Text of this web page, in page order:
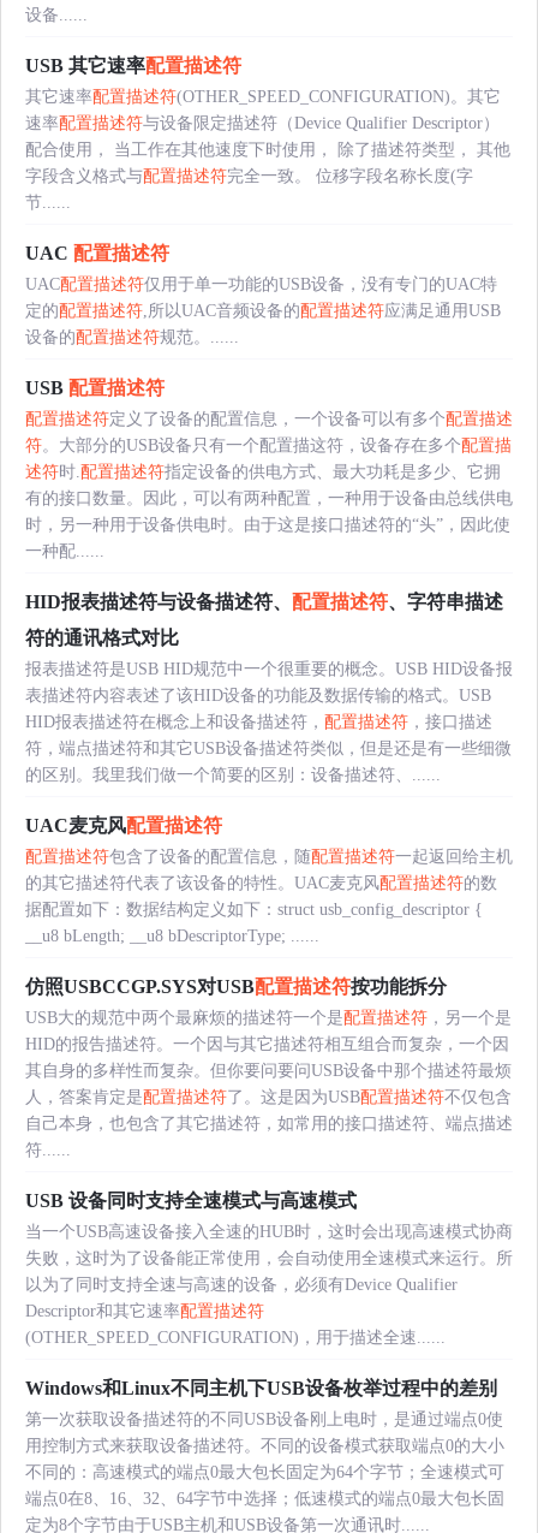
设备......
USB 其它速率配置描述符
其它速率配置描述符(OTHER_SPEED_CONFIGURATION)。其它
速率配置描述符与设备限定描述符（Device Qualifier Descriptor）
配合使用， 当工作在其他速度下时使用， 除了描述符类型， 其他
字段含义格式与配置描述符完全一致。 位移字段名称长度(字
节......
UAC 配置描述符
UAC配置描述符仅用于单一功能的USB设备，没有专门的UAC特
定的配置描述符,所以UAC音频设备的配置描述符应满足通用USB
设备的配置描述符规范。......
USB 配置描述符
配置描述符定义了设备的配置信息，一个设备可以有多个配置描述
符。大部分的USB设备只有一个配置描这符，设备存在多个配置描
述符时.配置描述符指定设备的供电方式、最大功耗是多少、它拥
有的接口数量。因此，可以有两种配置，一种用于设备由总线供电
时，另一种用于设备供电时。由于这是接口描述符的“头”，因此使
一种配......
HID报表描述符与设备描述符、 配置描述符、字符串描述
符的通讯格式对比
报表描述符是USB HID规范中一个很重要的概念。USB HID设备报
表描述符内容表述了该HID设备的功能及数据传输的格式。USB
HID报表描述符在概念上和设备描述符， 配置描述符 ，接口描述
符，端点描述符和其它USB设备描述符类似，但是还是有一些细微
的区别。我里我们做一个简要的区别：设备描述符、......
UAC麦克风配置描述符
配置描述符包含了设备的配置信息，随配置描述符一起返回给主机
的其它描述符代表了该设备的特性。UAC麦克风配置描述符的数
据配置如下：数据结构定义如下：struct usb_config_descriptor {
__u8 bLength; __u8 bDescriptorType; ......
仿照USBCCGP.SYS对USB配置描述符按功能拆分
USB大的规范中两个最麻烦的描述符一个是配置描述符 ，另一个是
HID的报告描述符。一个因与其它描述符相互组合而复杂，一个因
其自身的多样性而复杂。但你要问要问USB设备中那个描述符最烦
人，答案肯定是配置描述符了。这是因为USB配置描述符不仅包含
自己本身，也包含了其它描述符，如常用的接口描述符、端点描述
符......
USB 设备同时支持全速模式与高速模式
当一个USB高速设备接入全速的HUB时，这时会出现高速模式协商
失败，这时为了设备能正常使用，会自动使用全速模式来运行。所
以为了同时支持全速与高速的设备，必须有Device Qualifier
Descriptor和其它速率配置描述符
(OTHER_SPEED_CONFIGURATION)，用于描述全速......
Windows和Linux不同主机下USB设备枚举过程中的差别
第一次获取设备描述符的不同USB设备刚上电时，是通过端点0使
用控制方式来获取设备描述符。不同的设备模式获取端点0的大小
不同的：高速模式的端点0最大包长固定为64个字节；全速模式可
端点0在8、16、32、64字节中选择；低速模式的端点0最大包长固
定为8个字节由于USB主机和USB设备第一次通讯时......